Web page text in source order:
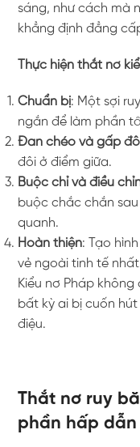
sáng, như cách mà
khẳng định đẳng
Thực hiện thắt nơ
Chuẩn bị: Một sợi
ngắn để làm phần
Đan chéo và gấp
đôi ở điểm giữa.
Buộc chỉ và điều
buộc chắc chắn
quanh.
Hoàn thiện: Tạo
vẻ ngoài tinh tế
Kiểu nơ Pháp
bất kỳ ai bị cuốn
điệu.
Thắt nơ ruy
phần hấp dẫn